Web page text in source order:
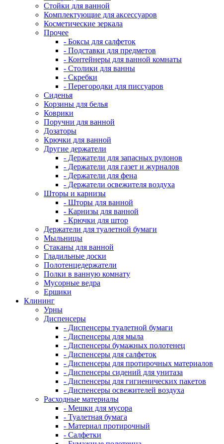
Стойки для ванной
Комплектующие для аксессуаров
Косметические зеркала
Прочее
- Боксы для салфеток
- Подставки для предметов
- Контейнеры для ванной комнаты
- Столики для ванны
- Скребки
- Перегородки для писсуаров
Сиденья
Корзины для белья
Коврики
Поручни для ванной
Дозаторы
Крючки для ванной
Другие держатели
- Держатели для запасных рулонов
- Держатели для газет и журналов
- Держатели для фена
- Держатели освежителя воздуха
Шторы и карнизы
- Шторы для ванной
- Карнизы для ванной
- Крючки для штор
Держатели для туалетной бумаги
Мыльницы
Стаканы для ванной
Гладильные доски
Полотенцедержатели
Полки в ванную комнату
Мусорные ведра
Ершики
Клининг
Урны
Диспенсеры
- Диспенсеры туалетной бумаги
- Диспенсеры для мыла
- Диспенсеры бумажных полотенец
- Диспенсеры для салфеток
- Диспенсеры для протирочных материалов
- Диспенсеры сидений для унитаза
- Диспенсеры для гигиенических пакетов
- Диспенсеры освежителей воздуха
Расходные материалы
- Мешки для мусора
- Туалетная бумага
- Материал протирочный
- Салфетки